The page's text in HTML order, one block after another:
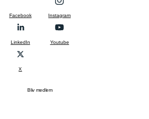
Facebook Instagram
LinkedIn Youtube
X
Bliv medlem